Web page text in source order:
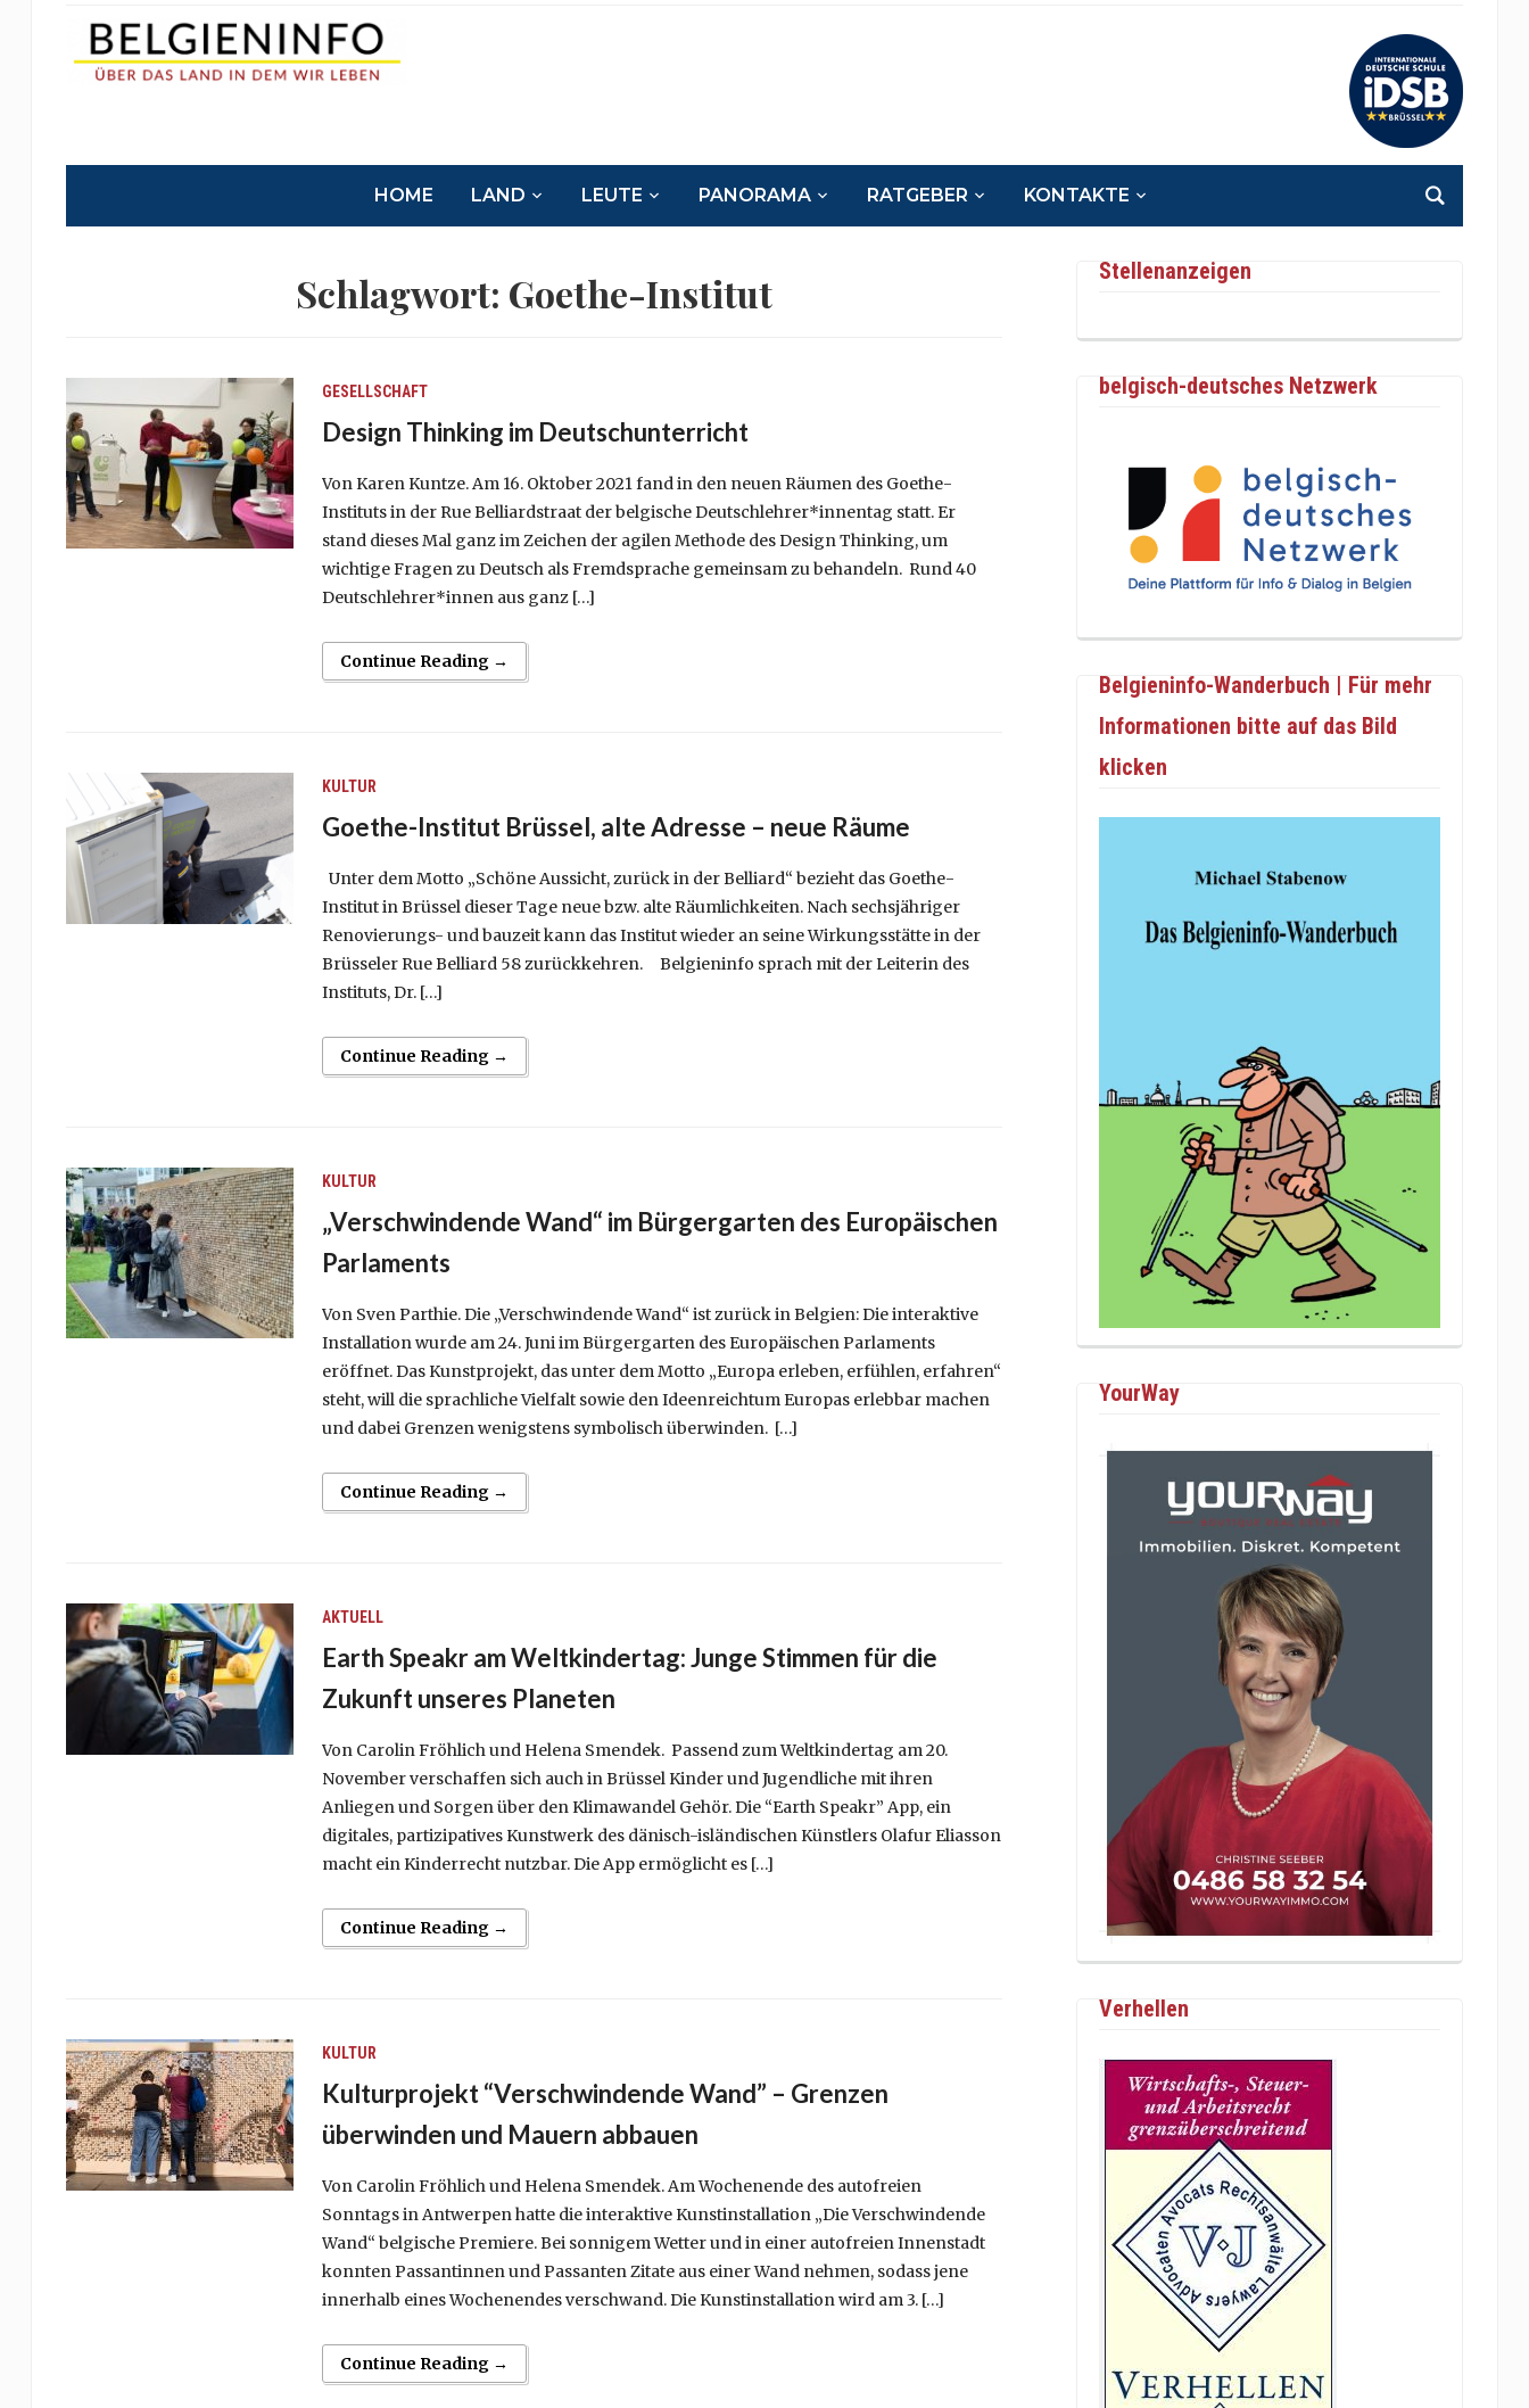
HOME LAND LEUTE PANORAMA RATGEBER KONTAKTE
Schlagwort: Goethe-Institut
GESELLSCHAFT
Design Thinking im Deutschunterricht
Von Karen Kuntze. Am 16. Oktober 2021 fand in den neuen Räumen des Goethe-
Instituts in der Rue Belliardstraat der belgische Deutschlehrer*innentag statt. Er
stand dieses Mal ganz im Zeichen der agilen Methode des Design Thinking, um
wichtige Fragen zu Deutsch als Fremdsprache gemeinsam zu behandeln. Rund 40
Deutschlehrer*innen aus ganz […]
Continue Reading →
KULTUR
Goethe-Institut Brüssel, alte Adresse – neue Räume
Unter dem Motto „Schöne Aussicht, zurück in der Belliard“ bezieht das Goethe-
Institut in Brüssel dieser Tage neue bzw. alte Räumlichkeiten. Nach sechsjähriger
Renovierungs- und bauzeit kann das Institut wieder an seine Wirkungsstätte in der
Brüsseler Rue Belliard 58 zurückkehren. Belgieninfo sprach mit der Leiterin des
Instituts, Dr. […]
Continue Reading →
KULTUR
„Verschwindende Wand“ im Bürgergarten des Europäischen
Parlaments
Von Sven Parthie. Die „Verschwindende Wand“ ist zurück in Belgien: Die interaktive
Installation wurde am 24. Juni im Bürgergarten des Europäischen Parlaments
eröffnet. Das Kunstprojekt, das unter dem Motto „Europa erleben, erfühlen, erfahren“
steht, will die sprachliche Vielfalt sowie den Ideenreichtum Europas erlebbar machen
und dabei Grenzen wenigstens symbolisch überwinden. […]
Continue Reading →
AKTUELL
Earth Speakr am Weltkindertag: Junge Stimmen für die
Zukunft unseres Planeten
Von Carolin Fröhlich und Helena Smendek. Passend zum Weltkindertag am 20.
November verschaffen sich auch in Brüssel Kinder und Jugendliche mit ihren
Anliegen und Sorgen über den Klimawandel Gehör. Die “Earth Speakr” App, ein
digitales, partizipatives Kunstwerk des dänisch-isländischen Künstlers Olafur Eliasson
macht ein Kinderrecht nutzbar. Die App ermöglicht es […]
Continue Reading →
KULTUR
Kulturprojekt “Verschwindende Wand” – Grenzen
überwinden und Mauern abbauen
Von Carolin Fröhlich und Helena Smendek. Am Wochenende des autofreien
Sonntags in Antwerpen hatte die interaktive Kunstinstallation „Die Verschwindende
Wand“ belgische Premiere. Bei sonnigem Wetter und in einer autofreien Innenstadt
konnten Passantinnen und Passanten Zitate aus einer Wand nehmen, sodass jene
innerhalb eines Wochenendes verschwand. Die Kunstinstallation wird am 3. […]
Continue Reading →
Stellenanzeigen
belgisch-deutsches Netzwerk
Belgieninfo-Wanderbuch | Für mehr
Informationen bitte auf das Bild
klicken
YourWay
Verhellen